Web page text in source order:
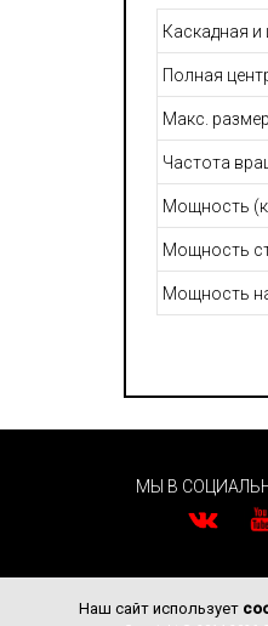
Каскадная и
Полная
Макс.
Частота
Мощность
Мощность
Мощность
МЫ В
Наш сайт использует